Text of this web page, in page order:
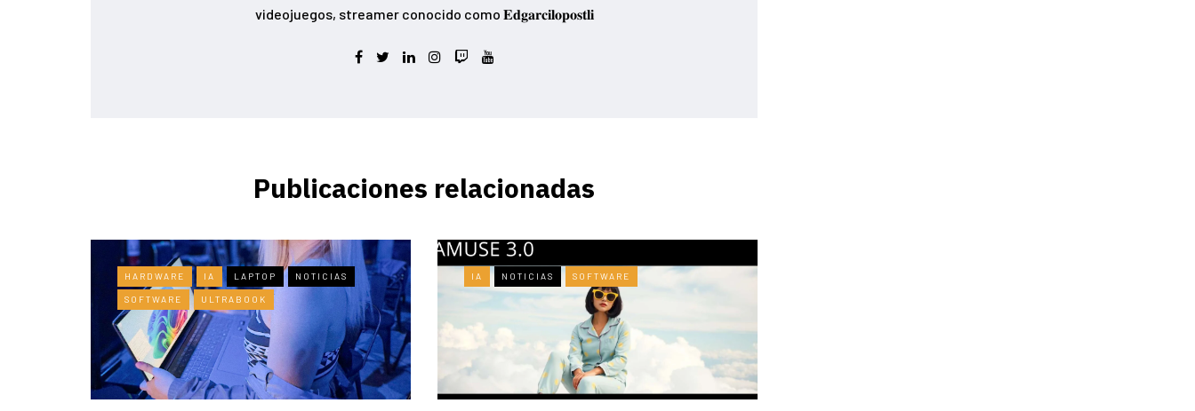
videojuegos, streamer conocido como 𝐄𝐝𝐠𝐚𝐫𝐜𝐢𝐥𝐨𝐩𝐨𝐬𝐭𝐥𝐢
Publicaciones relacionadas
HARDWARE IA LAPTOP NOTICIAS
SOFTWARE ULTRABOOK
IA NOTICIAS SOFTWARE